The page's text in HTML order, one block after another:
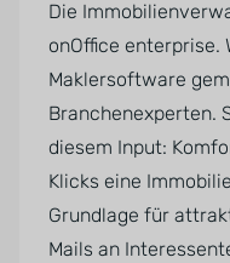
Die
onOffice enterprise.
Maklersoftware
Branchenexperten.
diesem Input:
Klicks eine
Grundlage für
Mails an